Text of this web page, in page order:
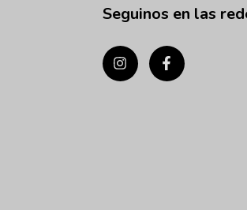
Seguinos en las